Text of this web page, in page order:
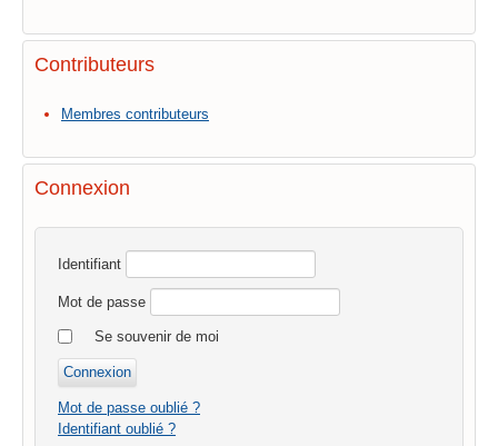
Contributeurs
Membres contributeurs
Connexion
Identifiant
Mot de passe
Se souvenir de moi
Mot de passe oublié ?
Identifiant oublié ?